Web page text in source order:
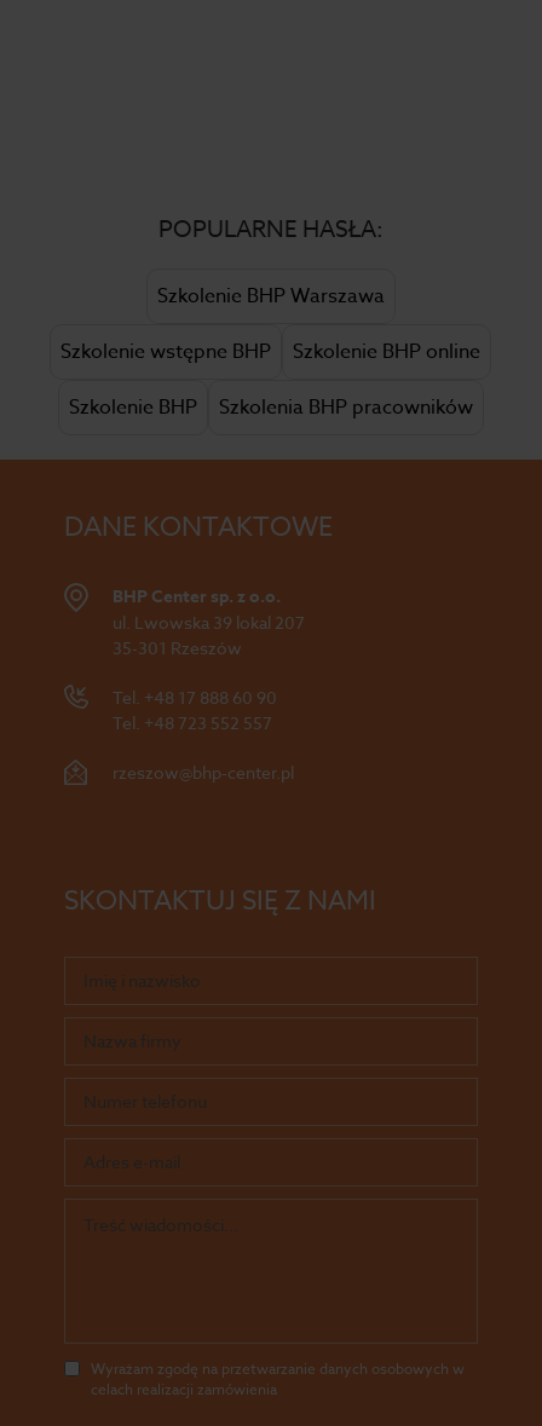
POPULARNE HASŁA:
Szkolenie BHP Warszawa
Szkolenie wstępne BHP
Szkolenie BHP online
Szkolenie BHP
Szkolenia BHP pracowników
DANE KONTAKTOWE
BHP Center sp. z o.o.
ul. Lwowska 39 lokal 207
35-301 Rzeszów
Tel. +48 17 888 60 90
Tel. +48 723 552 557
rzeszow@bhp-center.pl
SKONTAKTUJ SIĘ Z NAMI
Wyrażam zgodę na przetwarzanie danych osobowych w
celach realizacji zamówienia